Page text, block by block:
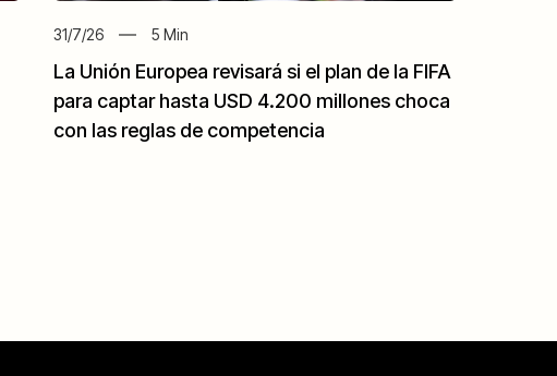
31/7/26 5 Min
La Unión Europea revisará si el plan de la FIFA
para captar hasta USD 4.200 millones choca
con las reglas de competencia